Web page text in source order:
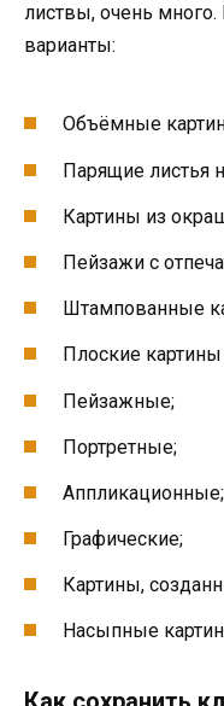
листвы, очень
варианты:
Объёмные
Парящие листья
Картины из
Пейзажи с
Штампованные
Плоские
Пейзажные;
Портретные;
Аппликационные;
Графические;
Картины,
Насыпные